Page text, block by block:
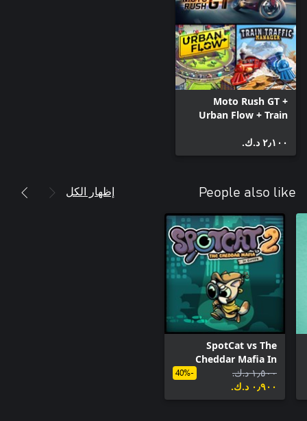
Moto Rush GT +
Urban Flow + Train
٢٫١٠٠ د.ك.‏
People also like إظهار الكل
SpotCat vs The
Cheddar Mafia In
Europe
١٫٥٠٠ د.ك.‏
٠٫٩٠٠ د.ك.‏
-40%